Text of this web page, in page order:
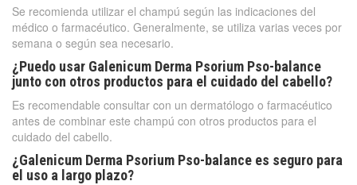
Se recomienda utilizar el champú según las indicaciones del
médico o farmacéutico. Generalmente, se utiliza varias veces por
semana o según sea necesario.
¿Puedo usar Galenicum Derma Psorium Pso-balance
junto con otros productos para el cuidado del cabello?
Es recomendable consultar con un dermatólogo o farmacéutico
antes de combinar este champú con otros productos para el
cuidado del cabello.
¿Galenicum Derma Psorium Pso-balance es seguro para
el uso a largo plazo?